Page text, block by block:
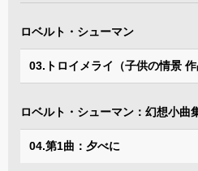
ロベルト・シューマン
03.トロイメライ（子供の情景 作
ロベルト・シューマン：幻想小曲
04.第1曲：夕べに